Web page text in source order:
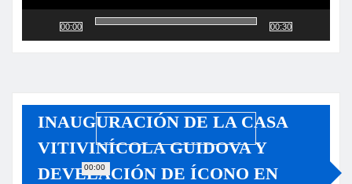
00:00
00:00
00:30
INAUGURACIÓN DE LA CASA
VITIVINÍCOLA GUIDOVA Y
DEVELACIÓN DE ÍCONO EN